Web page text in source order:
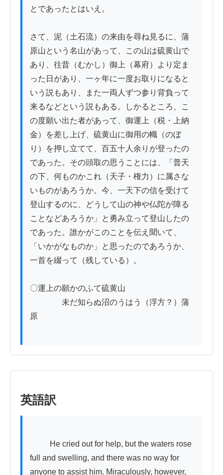
とであったとはいえ。
さて、泥（土石流）の来由を尋ね見るに、蒲
原山という名山があって、この山は硫黄山で
あり、往昔（むかし）御上（幕府）より定ま
った日があり、一ヶ年に一度お取りになると
いう説もあり、また一両人ずつ参り背負って
来るなどという説もある。しかるところ、こ
の度願い出た者があって、御運上（税・上納
金）を差し上げ、硫黄山に御用の幟（のぼ
り）を押し立てて、百五十人余りが登ったの
であった。その頭取の思うことには、「普天
の下、何ものかこれ（天子・権力）に属さな
いものがあろうか。今、一天下の信を受けて
登山するのに、どうして山の神や仏陀が障る
ことなどあろうか」と勇み立って登山したの
であった。誰かがこのことを伝え聞いて、
「いかがなものか」と思ったのであろうか、
一首を綴って（残している）。
〇運上の願かのふて硫黄山
未だ知らぬ沼のうはう（浮方？）蒲
原
英語訳
full and swelling, and there was no way for
anyone to assist him. Miraculously, however,